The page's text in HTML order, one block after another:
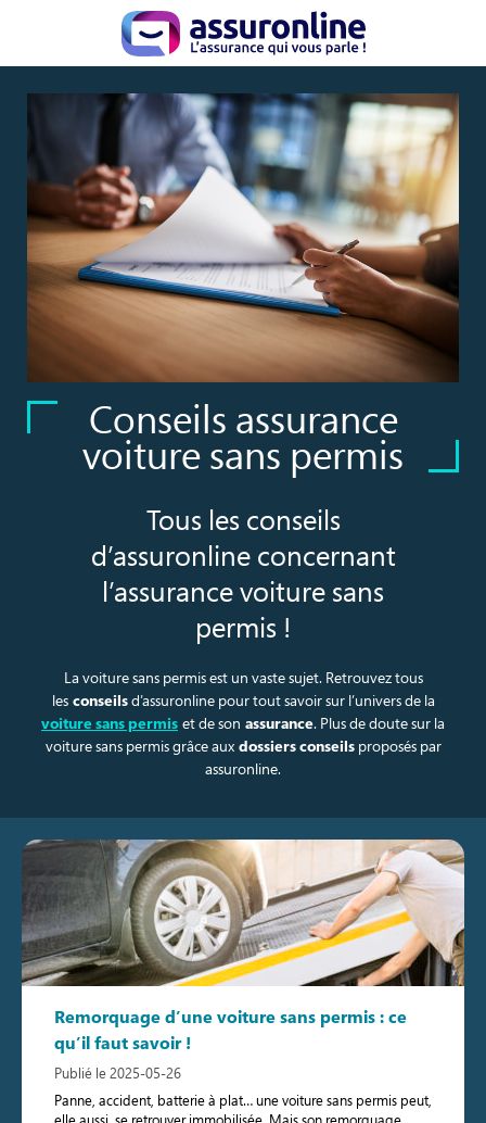
Conseils assurance
voiture sans permis
Tous les conseils
d’assuronline concernant
l’assurance voiture sans
permis !
La voiture sans permis est un vaste sujet. Retrouvez tous
les conseilsd’assuronline pour tout savoir sur l’univers de la
voiture sans permis et de son assurance. Plus de doute sur la
voiture sans permis grâce aux dossiers conseilsproposés par
assuronline.
Remorquage d’une voiture sans permis : ce
qu’il faut savoir !
Publié le 2025-05-26
Panne, accident, batterie à plat… une voiture sans permis peut,